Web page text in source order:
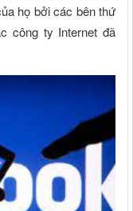
họ bởi các bên thứ
công ty Internet đã